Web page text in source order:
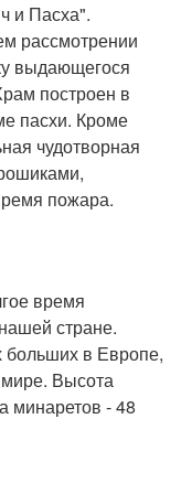
и Пасха".
рассмотрении
выдающегося
построен в
пасхи. Кроме
чудотворная
пожара.
время
стране.
больших в Европе,
мире. Высота
минаретов - 48